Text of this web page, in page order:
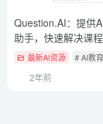
Question.AI：提供
助手，快速解决课
业帮海外推出的AI
最新AI资源 # AI教
2年前